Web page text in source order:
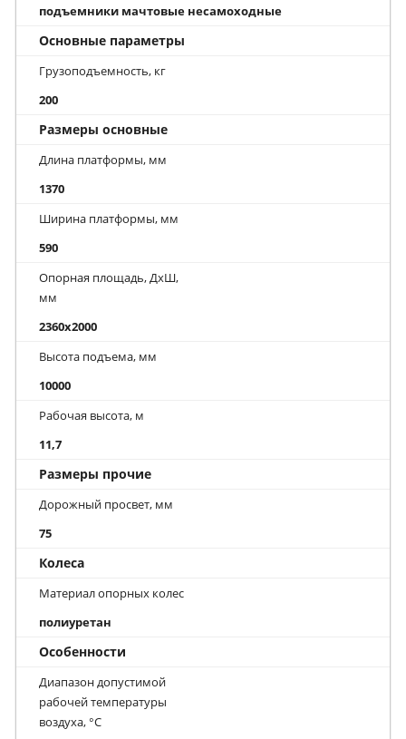
подъемники мачтовые несамоходные
Основные параметры
Грузоподъемность, кг
200
Размеры основные
Длина платформы, мм
1370
Ширина платформы, мм
590
Опорная площадь, ДхШ,
мм
2360x2000
Высота подъема, мм
10000
Рабочая высота, м
11,7
Размеры прочие
Дорожный просвет, мм
75
Колеса
Материал опорных колес
полиуретан
Особенности
Диапазон допустимой
рабочей температуры
воздуха, °С